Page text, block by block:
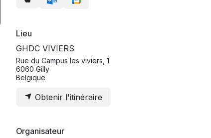
Lieu
GHDC VIVIERS
Rue du Campus les viviers, 1
6060 Gilly
Belgique
Obtenir l'itinéraire
Organisateur